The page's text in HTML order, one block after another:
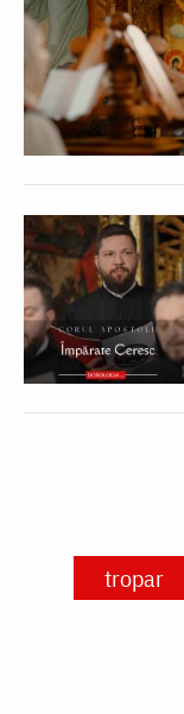
tropar